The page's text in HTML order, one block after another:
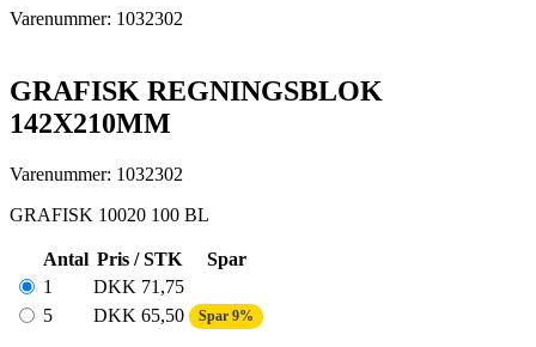
Varenummer: 1032302
GRAFISK REGNINGSBLOK
142X210MM
Varenummer: 1032302
GRAFISK 10020 100 BL
Antal Pris / STK
Spar
1
DKK 71,75
5
DKK 65,50 Spar 9%